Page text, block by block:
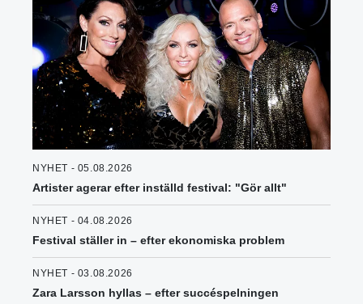
NYHET - 05.08.2026
Artister agerar efter inställd festival: "Gör allt"
NYHET - 04.08.2026
Festival ställer in – efter ekonomiska problem
NYHET - 03.08.2026
Zara Larsson hyllas – efter succéspelningen